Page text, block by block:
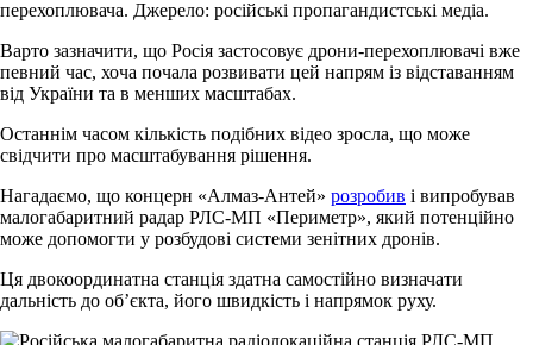
перехоплювача. Джерело: російські пропагандистські медіа.
Варто зазначити, що Росія застосовує дрони-перехоплювачі вже
певний час, хоча почала розвивати цей напрям із відставанням
від України та в менших масштабах.
Останнім часом кількість подібних відео зросла, що може
свідчити про масштабування рішення.
Нагадаємо, що концерн «Алмаз-Антей» розробив і випробував
малогабаритний радар РЛС-МП «Периметр», який потенційно
може допомогти у розбудові системи зенітних дронів.
Ця двокоординатна станція здатна самостійно визначати
дальність до об’єкта, його швидкість і напрямок руху.